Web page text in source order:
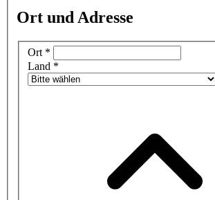
Ort und Adresse
Ort *
Land *